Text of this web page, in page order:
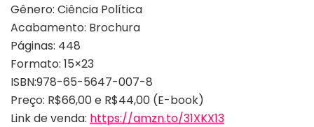
Gênero: Ciência Política
Acabamento: Brochura
Páginas: 448
Formato: 15×23
ISBN:978-65-5647-007-8
Preço: R$66,00 e R$44,00 (E-book)
Link de venda: https://amzn.to/31XKX13